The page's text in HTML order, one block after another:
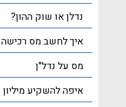
נדלן או שוק ההון?
איך לחשב מס רכישה
מס על נדל"ן
איפה להשקיע